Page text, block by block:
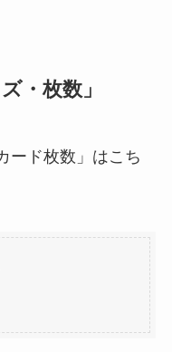
・枚数」
ード枚数」はこち